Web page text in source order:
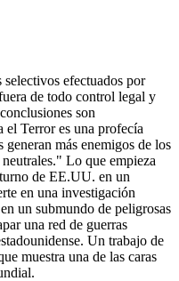
efectuados por
de todo control legal y
son
Terror es una profecía
más enemigos de los
Lo que empieza
de EE.UU. en un
en una investigación
un submundo de peligrosas
una red de guerras
Un trabajo de
muestra una de las caras